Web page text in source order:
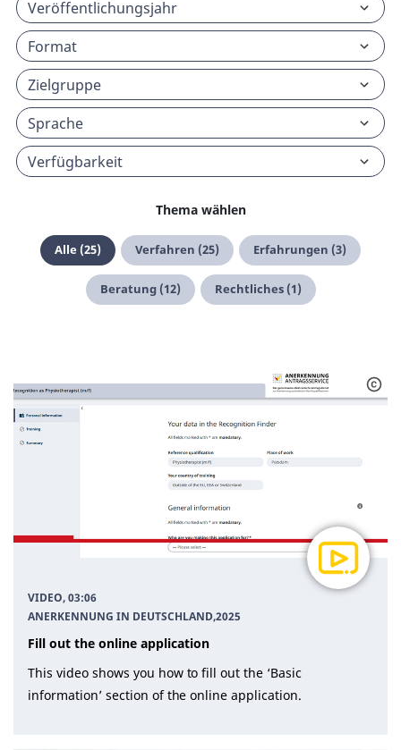
Thema wählen
Alle (25) Verfahren (25) Erfahrungen (3)
Beratung (12) Rechtliches (1)
VIDEO, 03:06
ANERKENNUNG IN DEUTSCHLAND,2025
Fill out the online application
This video shows you how to fill out the ‘Basic
information’ section of the online application.